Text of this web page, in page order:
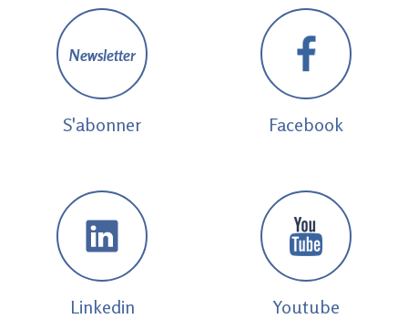
Newsletter
S'abonner Facebook
Linkedin Youtube